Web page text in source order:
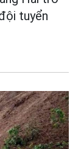
tuyển